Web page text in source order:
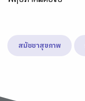
สมัชชาสุขภาพ